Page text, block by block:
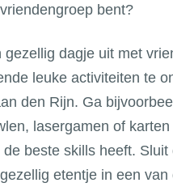
bent?
gezellig dagje uit met
leuke activiteiten te
den Rijn. Ga
lasergamen of
de beste skills heeft. Sluit
etentje in een van